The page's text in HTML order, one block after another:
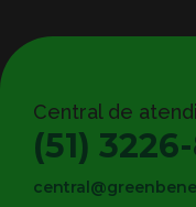
Central de
(51)